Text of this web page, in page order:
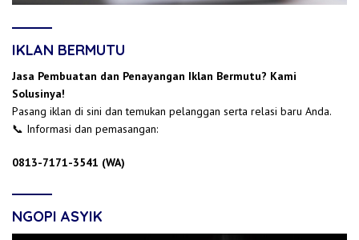
IKLAN BERMUTU
Jasa Pembuatan dan Penayangan Iklan Bermutu? Kami
Solusinya!
Pasang iklan di sini dan temukan pelanggan serta relasi baru Anda.
📞 Informasi dan pemasangan:
0813-7171-3541 (WA)
NGOPI ASYIK